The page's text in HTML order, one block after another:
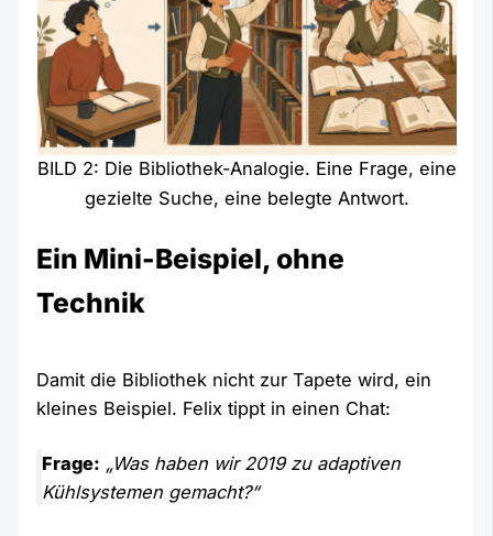
BILD 2: Die Bibliothek-Analogie. Eine Frage, eine
gezielte Suche, eine belegte Antwort.
Ein Mini-Beispiel, ohne
Technik
Damit die Bibliothek nicht zur Tapete wird, ein
kleines Beispiel. Felix tippt in einen Chat:
Frage: „Was haben wir 2019 zu adaptiven
Kühlsystemen gemacht?“